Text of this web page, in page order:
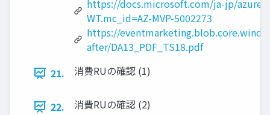
https://docs.microsoft.com/ja-jp/azure/
WT.mc_id=AZ-MVP-5002273
https://
after/DA13_PDF_TS18.pdf
21.
消費RUの確認 (1)
22. 消費RUの確認 (2)